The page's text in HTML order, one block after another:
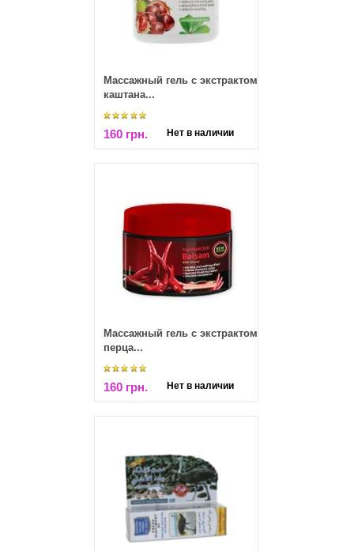
Массажный гель с экстрактом
каштана...
160 грн. Нет в наличии
Массажный гель с экстрактом
перца...
160 грн. Нет в наличии